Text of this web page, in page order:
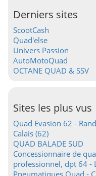
Derniers sites
ScootCash
Quad'else
Univers Passion
AutoMotoQuad
OCTANE QUAD & SSV
Sites les plus vus
Quad Evasion 62 -
Calais (62)
QUAD BALADE SUD
Concessionnaire de
professionnel, dpt 64 -
Pneumatiques Quad -